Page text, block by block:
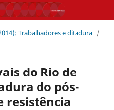
Trabalhadores e ditadura /
do Rio de
do pós-
resistência